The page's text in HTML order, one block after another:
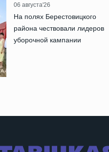
06 августа'26
На полях Берестовицкого
района чествовали лидеров
уборочной кампании